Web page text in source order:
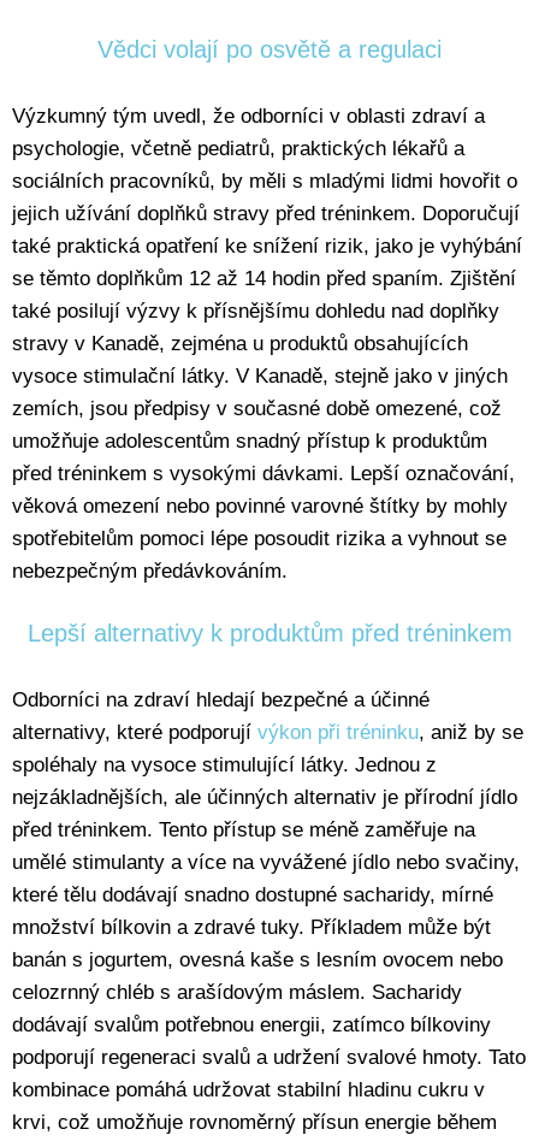
Vědci volají po osvětě a regulaci
Výzkumný tým uvedl, že odborníci v oblasti zdraví a
psychologie, včetně pediatrů, praktických lékařů a
sociálních pracovníků, by měli s mladými lidmi hovořit o
jejich užívání doplňků stravy před tréninkem. Doporučují
také praktická opatření ke snížení rizik, jako je vyhýbání
se těmto doplňkům 12 až 14 hodin před spaním. Zjištění
také posilují výzvy k přísnějšímu dohledu nad doplňky
stravy v Kanadě, zejména u produktů obsahujících
vysoce stimulační látky. V Kanadě, stejně jako v jiných
zemích, jsou předpisy v současné době omezené, což
umožňuje adolescentům snadný přístup k produktům
před tréninkem s vysokými dávkami. Lepší označování,
věková omezení nebo povinné varovné štítky by mohly
spotřebitelům pomoci lépe posoudit rizika a vyhnout se
nebezpečným předávkováním.
Lepší alternativy k produktům před tréninkem
Odborníci na zdraví hledají bezpečné a účinné
alternativy, které podporují výkon při tréninku, aniž by se
spoléhaly na vysoce stimulující látky. Jednou z
nejzákladnějších, ale účinných alternativ je přírodní jídlo
před tréninkem. Tento přístup se méně zaměřuje na
umělé stimulanty a více na vyvážené jídlo nebo svačiny,
které tělu dodávají snadno dostupné sacharidy, mírné
množství bílkovin a zdravé tuky. Příkladem může být
banán s jogurtem, ovesná kaše s lesním ovocem nebo
celozrnný chléb s arašídovým máslem. Sacharidy
dodávají svalům potřebnou energii, zatímco bílkoviny
podporují regeneraci svalů a udržení svalové hmoty. Tato
kombinace pomáhá udržovat stabilní hladinu cukru v
krvi, což umožňuje rovnoměrný přísun energie během